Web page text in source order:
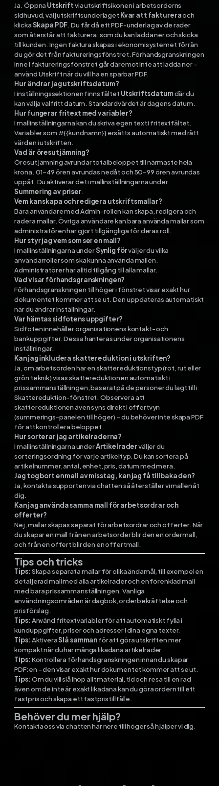
Ja. Öppna Utskriftvia utskriftsikonen i arbetsorderns
sidhuvud, välj utskriftsunderlaget Kvar att faktureraoch
klickaSkapa PDF. Du får då ett PDF-underlag av de rader
som återstår att fakturera, som du kan ladda ner och skicka
till kunden. Ingen faktura skapas i ekonomisystemet förrän
du gör det från faktureringsfönstret. Förhandsgranskningen
inne i faktureringsfönstret går däremot inte att ladda ner –
använd Utskrift när du vill ha en sparbar PDF.
Hur ändrar jag utskriftsdatum?
I inställningssektionen finns fältet Utskriftsdatumdär du
kan välja valfritt datum. Standardvärdet är dagens datum.
Hur fungerar fritext med variabler?
I mallinställningarna kan du skriva egen text i fritextfältet.
Variabler som #{{kundnamn}} ersätts automatiskt med rätt
värden i utskriften.
Vad är öresutjämning?
Öresutjämning avrundar totalbeloppet till närmaste hela
krona. 01–49 ören avrundas nedåt och 50–99 ören avrundas
uppåt. Du aktiverar det i mallinställningarna under
Summering av priser.
Vem kan skapa och redigera utskriftsmallar?
Bara användare med Admin-rollen kan skapa, redigera och
radera mallar. Övriga användare kan bara använda mallar som
administratören har gjort tillgängliga för deras roll.
Hur styr jag vem som ser en mall?
I mallinställningarna underSynlig förväljer du vilka
användarroller som ska kunna använda mallen.
Administratörer har alltid tillgång till alla mallar.
Vad visar förhandsgranskningen?
Förhandsgranskningen till höger i fönstret visar exakt hur
dokumentet kommer att se ut. Den uppdateras automatiskt
när du ändrar inställningar.
Var hämtas sidfotens uppgifter?
Sidfoten innehåller organisationens kontakt- och
bankuppgifter. Dessa hanteras under organisationens
inställningar.
Kan jag inkludera skattereduktion i utskriften?
Ja, om arbetsorden har en skattereduktionstyp (rot, rut eller
grön teknik) visas skattereduktionen automatiskt i
prissammanställningen, baserat på de personer du lagt till i
Skattereduktion-fönstret. Observera att
skattereduktionen även syns direkt i offertvyn
(summerings-panelen till höger) – du behöver inte skapa PDF
för att kontrollera beloppet.
Hur sorterar jag artikelraderna?
I mallinställningarna underArtikelraderväljer du
sorteringsordning för varje artikeltyp. Du kan sortera på
artikelnummer, antal, enhet, pris, datum med mera.
Jag tog bort en mall av misstag, kan jag få tillbaka den?
Ja, kontakta supporten via chatten så återställer vi mallen åt
dig.
Kan jag använda samma mall för arbetsordrar och
offerter?
Nej, mallar skapas separat för arbetsordrar och offerter. När
du skapar en mall från en arbetsorder blir den en ordermall,
och från en offert blir den en offertmall.
Tips och tricks
Tips:Skapa separata mallar för olika ändamål, till exempel en
detaljerad mall med alla artikelrader och en förenklad mall
med bara prissammanställningen. Vanliga
användningsområden är dagbok, orderbekräftelse och
prisförslag.
Tips:Använd fritextvariabler för att automatiskt fylla i
kunduppgifter, priser och adresser i dina egna texter.
Tips:AktiveraSlå sammanför att göra utskriften mer
kompakt när du har många likadana artikelrader.
Tips:Kontrollera förhandsgranskningen innan du skapar
PDF:en – den visar exakt hur dokumentet kommer att se ut.
Tips:Om du vill slå ihop allt material, tid och resa till en rad
även om de inte är exakt likadana kan du göra ordern till ett
fastpris och skapa ett fastpristillfälle.
Behöver du mer hjälp?
Kontakta oss via chatten här nere till höger så hjälper vi dig.